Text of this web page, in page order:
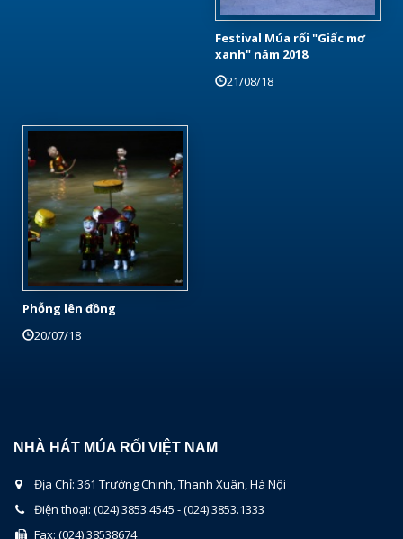
Festival Múa rối "Giấc mơ
xanh" năm 2018
21/08/18
Phỗng lên đồng
20/07/18
NHÀ HÁT MÚA RỐI VIỆT NAM
Địa Chỉ: 361 Trường Chinh, Thanh Xuân, Hà Nội
Điện thoại: (024) 3853.4545 - (024) 3853.1333
Fax: (024) 38538674